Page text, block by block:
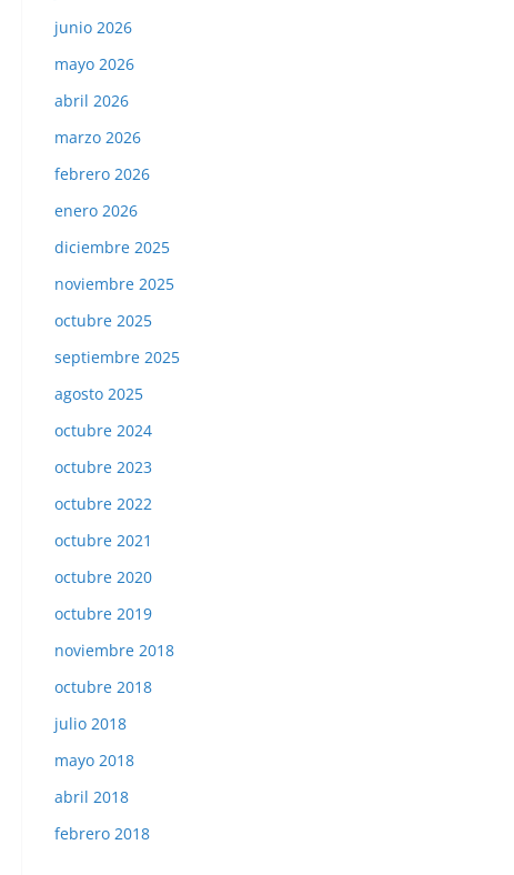
junio 2026
mayo 2026
abril 2026
marzo 2026
febrero 2026
enero 2026
diciembre 2025
noviembre 2025
octubre 2025
septiembre 2025
agosto 2025
octubre 2024
octubre 2023
octubre 2022
octubre 2021
octubre 2020
octubre 2019
noviembre 2018
octubre 2018
julio 2018
mayo 2018
abril 2018
febrero 2018